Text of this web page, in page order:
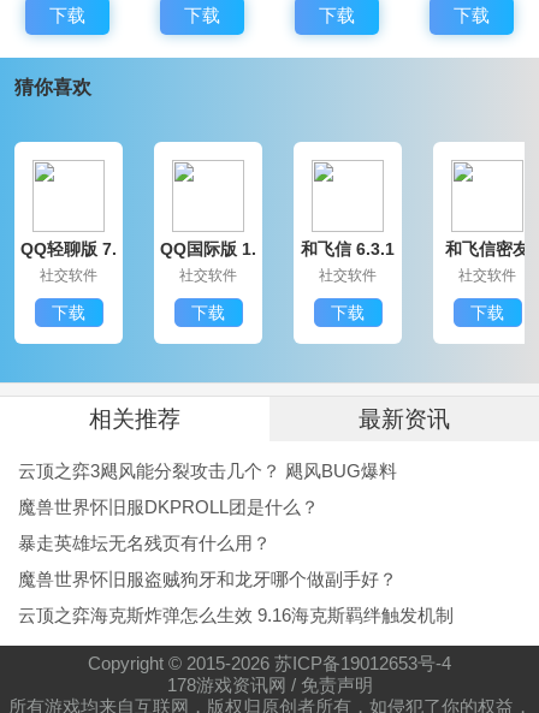
2.高难度的游戏歌曲挑战玩家的操作，极具挑战性;
东京放课后召唤师OnStage玩家点评
我真的很喜欢这款游戏，尤其是兽人!他们的性格和他们
哈哈 (*^▽^*)
@Fat Bear
找这款符合口味又有汉化的手游好久了，看到就马上下
来玩玩，具体翻译还不错(翻译很认真。但可惜没完全汉
化，有些番外剧情会看不懂理解不到(直接跳过，蛮可惜
的。图片精美，有吸引力，有卖点，符合各种喜好角
色，可以选择自己最喜欢的口味进行游戏娱乐。除了常
常闪煺外，蛮喜欢这款的，希望未来能够加点CCG图(总
是感觉少了什么)，能够展示一些细节也好，带有各种感
情，让剧情更加的联想，相信这款游戏体验会更佳。期
待未来发展，辛苦了
@藤安潮佑
下载 下载 下载 下载
猜你喜欢
QQ轻聊版 7.
9.14314.0
社交软件
下载
QQ国际版 1.
91.1370.0
社交软件
下载
和飞信 6.3.1
200
社交软件
下载
和飞信密友
圈版 6.3.120
社交软件
下载
相关推荐 最新资讯
云顶之弈3飓风能分裂攻击几个？ 飓风BUG爆料
魔兽世界怀旧服DKPROLL团是什么？
暴走英雄坛无名残页有什么用？
魔兽世界怀旧服盗贼狗牙和龙牙哪个做副手好？
云顶之弈海克斯炸弹怎么生效 9.16海克斯羁绊触发机制
Copyright © 2015-2026 苏ICP备19012653号-4
178游戏资讯网 / 免责声明
所有游戏均来自互联网，版权归原创者所有，如侵犯了你的权益，